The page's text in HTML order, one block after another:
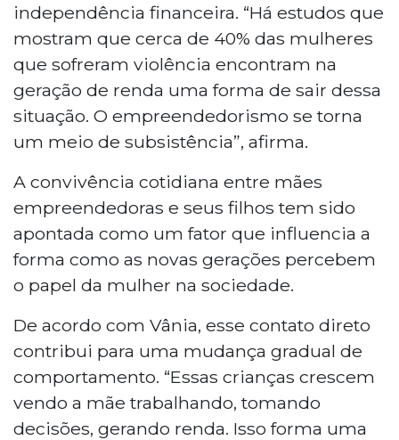
independência financeira. “Há estudos que
mostram que cerca de 40% das mulheres
que sofreram violência encontram na
geração de renda uma forma de sair dessa
situação. O empreendedorismo se torna
um meio de subsistência”, afirma.
A convivência cotidiana entre mães
empreendedoras e seus filhos tem sido
apontada como um fator que influencia a
forma como as novas gerações percebem
o papel da mulher na sociedade.
De acordo com Vânia, esse contato direto
contribui para uma mudança gradual de
comportamento. “Essas crianças crescem
vendo a mãe trabalhando, tomando
decisões, gerando renda. Isso forma uma